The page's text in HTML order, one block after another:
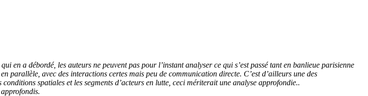
en a débordé, les auteurs ne peuvent pas pour l’instant analyser ce qui s’est passé tant en banlieue parisienne
parallèle, avec des interactions certes mais peu de communication directe. C’est d’ailleurs une des
spatiales et les segments d’acteurs en lutte, ceci mériterait une analyse approfondie..